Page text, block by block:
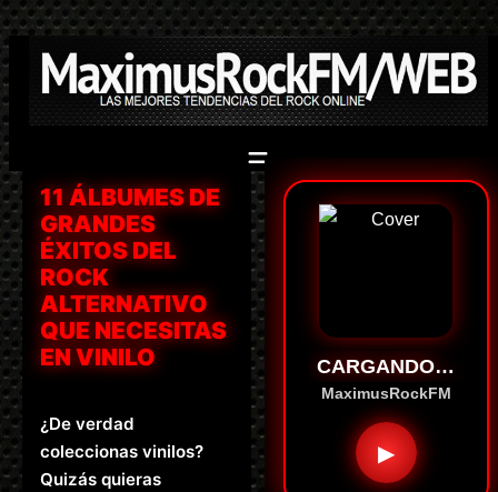
Saltar
al
contenido
11 ÁLBUMES DE
GRANDES
ÉXITOS DEL
ROCK
ALTERNATIVO
QUE NECESITAS
EN VINILO
¿De verdad
coleccionas vinilos?
Quizás quieras
CARGANDO…
MaximusRockFM
▶